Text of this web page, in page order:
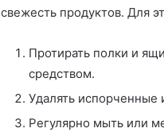
свежесть продуктов. Для
Протирать полки и
средством.
Удалять испорченные
Регулярно мыть или